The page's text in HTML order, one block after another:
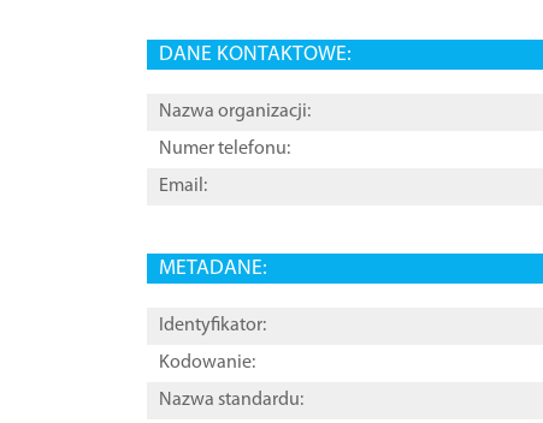
DANE KONTAKTOWE:
Nazwa organizacji:
Numer telefonu:
Email:
METADANE:
Identyfikator:
Kodowanie:
Nazwa standardu: